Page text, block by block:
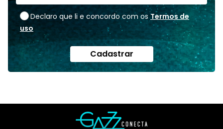
Declaro que li e concordo com os Termos de
uso
Cadastrar